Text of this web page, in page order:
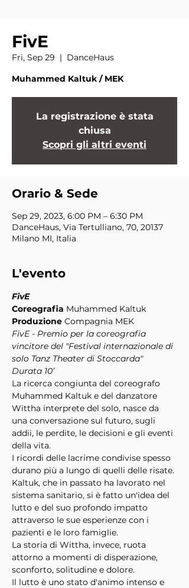
FivE
Fri, Sep 29
  |
DanceHaus
Muhammed Kaltuk / MEK
La registrazione è stata
chiusa
Scopri gli altri eventi
Orario & Sede
Sep 29, 2023, 6:00 PM – 6:30 PM
DanceHaus, Via Tertulliano, 70, 20137
Milano MI, Italia
L'evento
FivE
Coreografia Muhammed Kaltuk
Produzione Compagnia MEK
FivE - Premio per la coreografia
vincitore del "Festival internazionale di
solo Tanz Theater di Stoccarda"
Durata 10’
La ricerca congiunta del coreografo
Muhammed Kaltuk e del danzatore
Wittha interprete del solo, nasce da
una conversazione sul futuro, sugli
addii, le perdite, le decisioni e gli eventi
della vita.
I ricordi delle lacrime condivise spesso
durano più a lungo di quelli delle risate.
Kaltuk, che in passato ha lavorato nel
sistema sanitario, si è fatto un'idea del
lutto e del suo profondo impatto
attraverso le sue esperienze con i
pazienti e le loro famiglie.
La storia di Wittha, invece, ruota
attorno a momenti di disperazione,
sconforto, solitudine e dolore.
Il lutto è uno stato d'animo intenso e